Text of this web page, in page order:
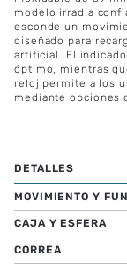
modelo irradia
esconde un
diseñado para
artificial. El
óptimo, mientras
reloj permite a los
mediante opciones
MOVIMIENTO Y
CAJA Y ESFERA
CORREA